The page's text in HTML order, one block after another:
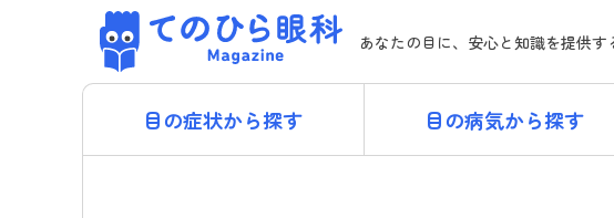
Skip
content あなたの目に、安心と知識を提供
目の症状から探す 目の病気から探す